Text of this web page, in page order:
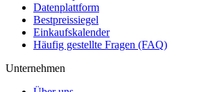
Datenplattform
Bestpreissiegel
Einkaufskalender
Häufig gestellte Fragen (FAQ)
Unternehmen